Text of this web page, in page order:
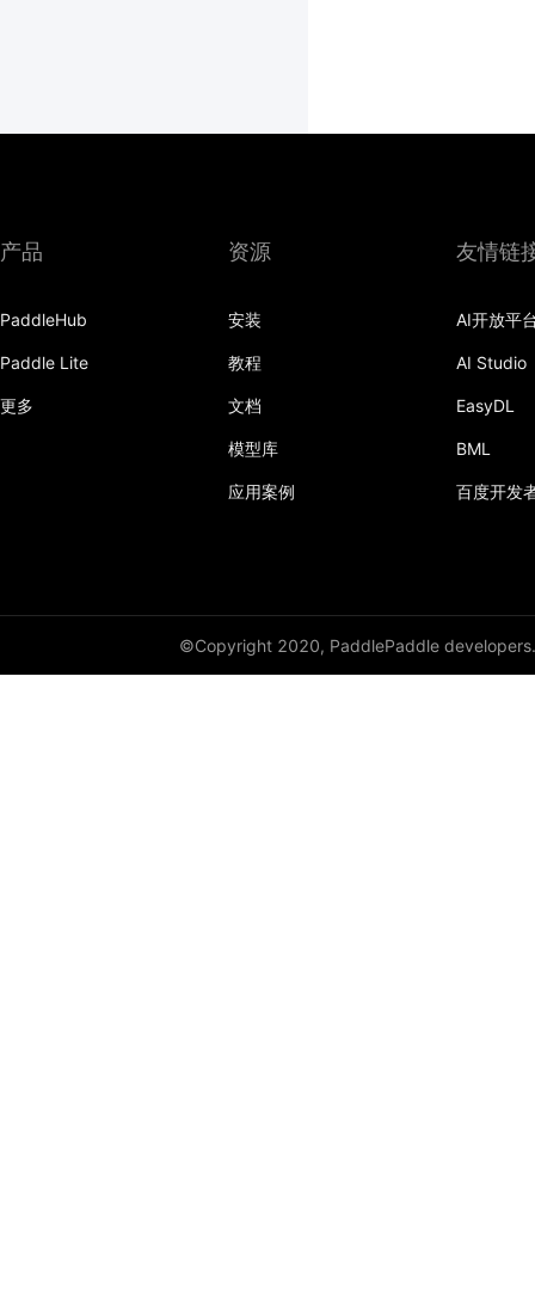
产品
PaddleHub
Paddle Lite
更多
资源
安装
教程
文档
模型库
应用案例
友情链
AI开放平
AI Studio
EasyDL
BML
百度开发
©Copyright 2020, PaddlePaddle developers.